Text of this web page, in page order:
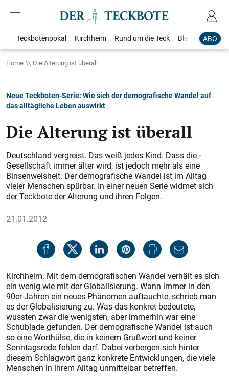
ABO
Teckbotenpokal Kirchheim Rund um die Teck Blaulicht
Home Die Alterung ist überall
Neue Teckboten-Serie: Wie sich der demografische Wandel auf
das alltägliche Leben auswirkt
Die Alterung ist überall
Deutschland vergreist. Das weiß jedes Kind. Dass die ­
Gesellschaft immer älter wird, ist ­jedoch mehr als eine
Binsenweisheit. Der demografische Wandel ist im Alltag
vieler Menschen spürbar. In einer neuen Serie widmet sich
der Teckbote der Alterung und ihren Folgen.
21.01.2012
Kirchheim. Mit dem demografischen Wandel verhält es sich
ein wenig wie mit der Globalisierung. Wann immer in den
90er-Jahren ein neues Phänomen auftauchte, schrieb man
es der Globalisierung zu. Was das konkret bedeutete,
wussten zwar die wenigsten, aber immerhin war eine
Schublade gefunden. Der demografische Wandel ist auch
so eine Worthülse, die in keinem Grußwort und keiner
Sonntagsrede fehlen darf. Dabei verbergen sich hinter
diesem Schlagwort ganz konkrete Entwicklungen, die viele
Menschen in ihrem Alltag unmittelbar betreffen.